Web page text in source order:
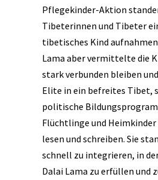
Pflegekinder-Aktion
Tibeterinnen und Tibeter
tibetisches Kind
Lama aber vermittelte die
stark verbunden bleiben
Elite in ein befreites Tibet,
politische
Flüchtlinge und
lesen und schreiben. Sie
schnell zu integrieren, in
Dalai Lama zu erfüllen und